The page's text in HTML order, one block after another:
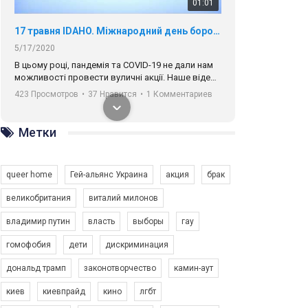
01:01
17 травня IDAHO. Міжнародний день боротьби з гомофобією трансфобією і біфобія.
5/17/2020
В цьому році, пандемія та COVІD-19 не дали нам
можливості провести вуличні акції. Наше відео-
звернення про те, що навіть коли ми у різних
містах та не можемо зустрінеться, ми разом. Ми
закликаємо всіх хто поділяє цінності рівності та
солідарності, приєднатися до нас. Регіональні
підрозділи ГАУ є в 16 областях України.
423 Просмотров • 37 Нравится • 1 Комментариев
Зупинимо насильство проти ЛГБТ в Україні! Stop violence against LGBT in Ukraine!
Емоційний та вражаючий промо-ролік на
Метки
queer home Гей-альянс Украина акция брак
великобритания виталий милонов
владимир путин власть выборы гау
гомофобия дети дискриминация
дональд трамп законотворчество камин-аут
киев киевпрайд кино лгбт